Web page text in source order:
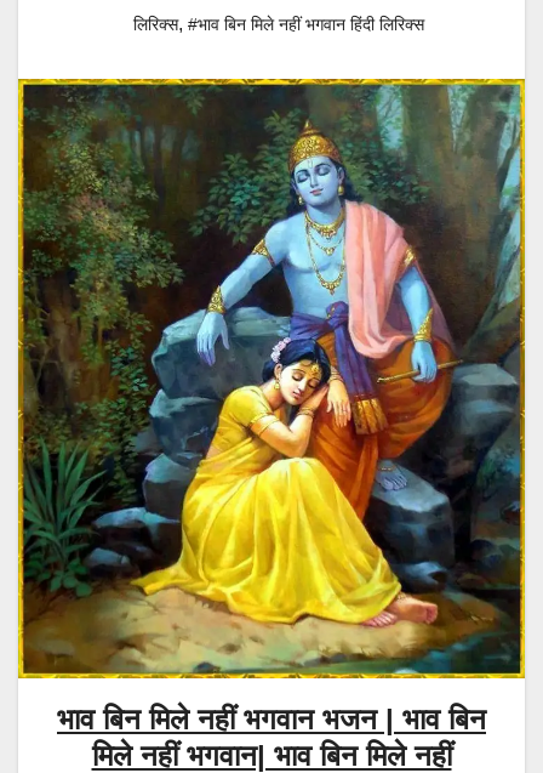
लिरिक्स, #भाव बिन मिले नहीं भगवान हिंदी लिरिक्स
भाव बिन मिले नहीं भगवान भजन | भाव बिन
मिले नहीं भगवान| भाव बिन मिले नहीं